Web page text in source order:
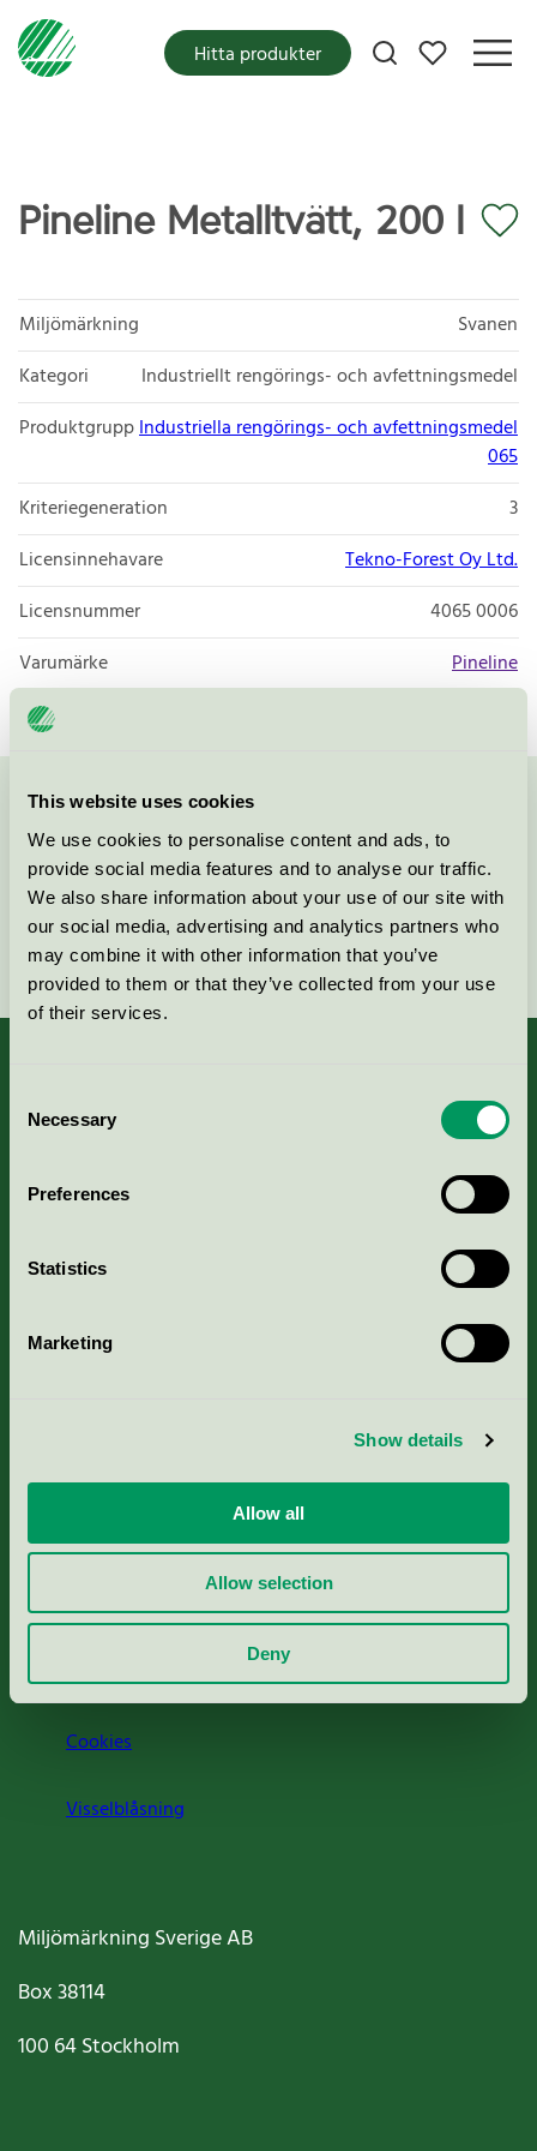
This website uses cookies
We use cookies to personalise content and ads, to
provide social media features and to analyse our traffic.
We also share information about your use of our site with
our social media, advertising and analytics partners who
may combine it with other information that you’ve
provided to them or that they’ve collected from your use
of their services.
Selection
Necessary
Preferences
Statistics
Marketing
Show details
Allow all
Allow selection
Deny
Mina favoriter
Hitta produkter
Pineline Metalltvätt, 200 l
Miljömärkning
Svanen
Kategori
Industriellt rengörings- och avfettningsmedel
ProduktgruppIndustriella rengörings- och avfettningsmedel
065
Kriteriegeneration
3
Licensinnehavare
Tekno-Forest Oy Ltd.
Licensnummer
4065 0006
Varumärke
Pineline
Kriterier, ansökan & avgifter
Aktuella Remisser
Nordic Ecolabelling Portal
Portal för massa, papper & tryckerier
Press
Om oss
Jobba hos oss
Cookies
Visselblåsning
Miljömärkning Sverige AB
Box38114
100 64Stockholm